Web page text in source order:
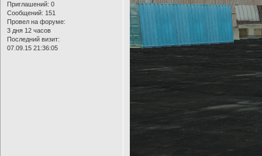
Приглашений: 0
Сообщений: 151
Провел на форуме:
3 дня 12 часов
Последний визит:
07.09.15 21:36:05